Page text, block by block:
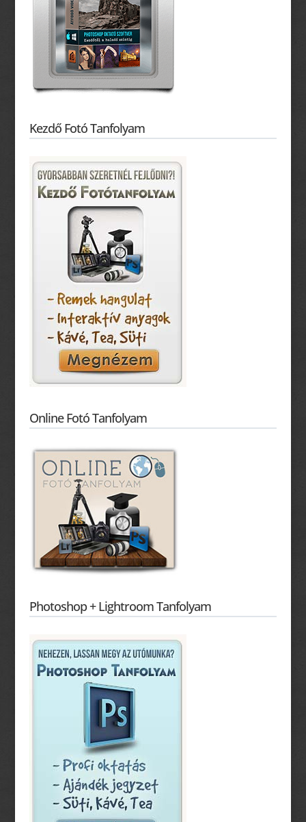
Kezdő Fotó Tanfolyam
Online Fotó Tanfolyam
Photoshop + Lightroom Tanfolyam